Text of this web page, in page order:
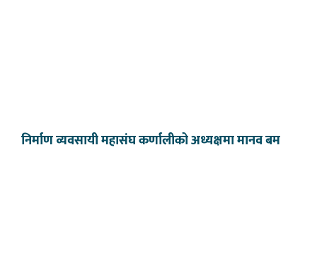
निर्माण व्यवसायी महासंघ कर्णालीको अध्यक्षमा मानव बम